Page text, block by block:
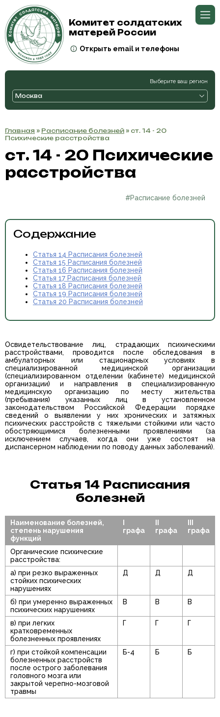
Комитет солдатских
матерей России
Открыть email и телефоны
Выберите ваш регион
Москва
Главная » Расписание болезней » ст. 14 - 20
Психические расстройства
ст. 14 - 20 Психические
расстройства
#Расписание болезней
Содержание
Статья 14 Расписания болезней
Статья 15 Расписания болезней
Статья 16 Расписания болезней
Статья 17 Расписания болезней
Статья 18 Расписания болезней
Статья 19 Расписания болезней
Статья 20 Расписания болезней
Освидетельствование лиц, страдающих психическими
расстройствами, проводится после обследования в
амбулаторных или стационарных условиях в
специализированной медицинской организации
(специализированном отделении (кабинете) медицинской
организации) и направления в специализированную
медицинскую организацию по месту жительства
(пребывания) указанных лиц в установленном
законодательством Российской Федерации порядке
сведений о выявлении у них хронических и затяжных
психических расстройств с тяжелыми стойкими или часто
обостряющимися болезненными проявлениями (за
исключением случаев, когда они уже состоят на
диспансерном наблюдении по поводу данных заболеваний).
Статья 14 Расписания
болезней
Наименование болезней,
степень нарушения
функций
I
графа
II
графа
III
графа
Органические психические
расстройства:
а) при резко выраженных
стойких психических
нарушениях
Д Д Д
б) при умеренно выраженных
психических нарушениях
В В В
в) при легких
кратковременных
болезненных проявлениях
Г Г Г
г) при стойкой компенсации
болезненных расстройств
после острого заболевания
головного мозга или
закрытой черепно-мозговой
травмы
Б-4 Б Б